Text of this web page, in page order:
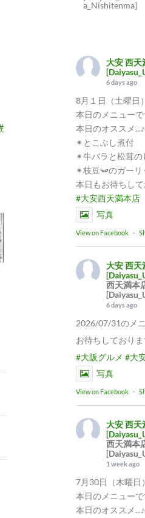
大安 西天
6 days ago
8月１日（土曜日）
本日のメニューで
本日のオススメ
✴︎とこぶし煮付
✴︎牛バラと松茸の
✴︎枝豆🫛のガーリ
本日もお待ちして
#大安西天満本店
写真
View on Facebook ·
大安 西天
西天満本
6 days ago
2026/07/31のメ
お待ちしておりま
#大阪グルメ #大
写真
View on Facebook ·
大安 西天
西天満本
1 week ago
7月30日（木曜日）
本日のメニューで
本日のオススメ